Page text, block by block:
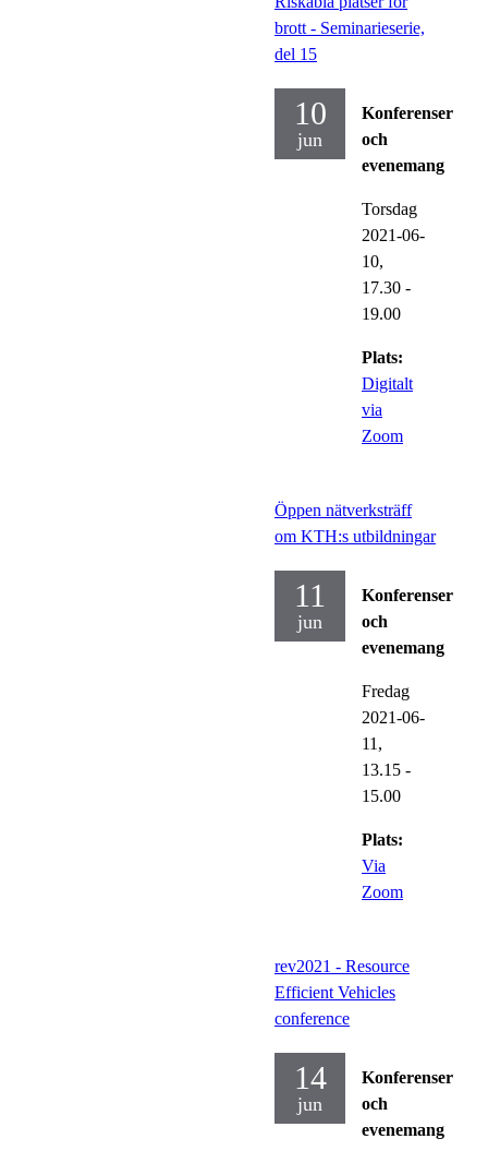
brott - Seminarieserie,
del 15
10
jun
Konferenser
och
evenemang
Torsdag
2021-06-
10,
17.30 -
19.00
Plats:
Digitalt
via
Zoom
Öppen nätverksträff
om KTH:s utbildningar
11
jun
Konferenser
och
evenemang
Fredag
2021-06-
11,
13.15 -
15.00
Plats:
Via
Zoom
rev2021 - Resource
Efficient Vehicles
conference
14
jun
Konferenser
och
evenemang